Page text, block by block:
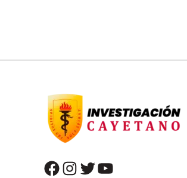
facebook instagram twitter youtube